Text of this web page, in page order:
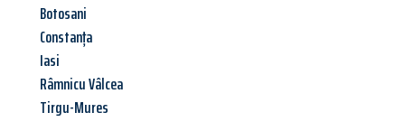
Botosani
Constanța
Iasi
Râmnicu Vâlcea
Tirgu-Mures